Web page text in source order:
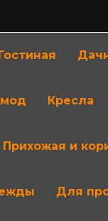
Кресла
Прихожая и
Для